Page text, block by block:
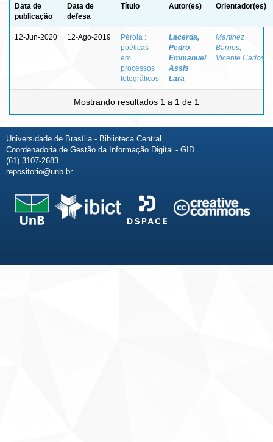
Data de
publicação
Data de
defesa
Título Autor(es) Orientador(es)
12-Jun-2020 12-Ago-2019
Pérola :
poéticas
em
processos
fotográficos
Lacerda,
Pedro
Emmanuel
Assis
Lara
Martinez
Barrios,
Vicente Carlos
Mostrando resultados 1 a 1 de 1
Universidade de Brasília - Biblioteca Central
Coordenadoria de Gestão da Informação Digital - GID
(61) 3107-2683
repositorio@unb.br